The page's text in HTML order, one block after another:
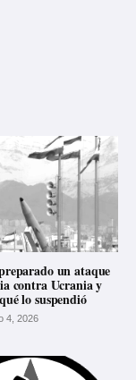
un ataque
contra Ucrania y
lo suspendió
4, 2026